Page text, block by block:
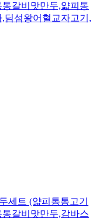
갈비맛만두,얇피통
딤섬왕어혈교자고기,
세트 (얇피통통고기
갈비맛만두,감바스